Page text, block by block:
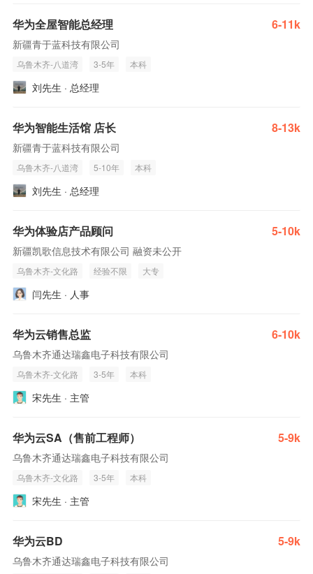
华为全屋智能总经理 6-11k
新疆青于蓝科技有限公司
乌鲁木齐-八道湾 3-5年 本科
刘先生 · 总经理
华为智能生活馆 店长 8-13k
新疆青于蓝科技有限公司
乌鲁木齐-八道湾 5-10年 本科
刘先生 · 总经理
华为体验店产品顾问 5-10k
新疆凯歌信息技术有限公司 融资未公开
乌鲁木齐-文化路 经验不限 大专
闫先生 · 人事
华为云销售总监 6-10k
乌鲁木齐通达瑞鑫电子科技有限公司
乌鲁木齐-文化路 3-5年 本科
宋先生 · 主管
华为云SA（售前工程师） 5-9k
乌鲁木齐通达瑞鑫电子科技有限公司
乌鲁木齐-文化路 3-5年 本科
宋先生 · 主管
华为云BD 5-9k
乌鲁木齐通达瑞鑫电子科技有限公司